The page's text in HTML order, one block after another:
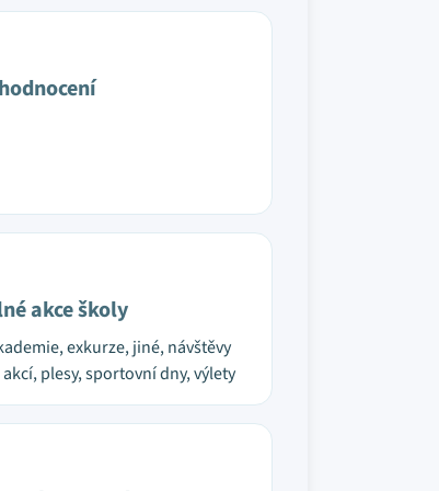
akce školy
exkurze, jiné, návštěvy
plesy, sportovní dny, výlety